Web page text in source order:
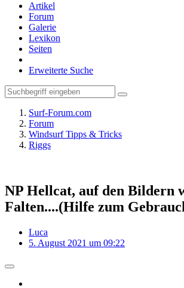
Artikel
Forum
Galerie
Lexikon
Seiten
Erweiterte Suche
Surf-Forum.com
Forum
Windsurf Tipps & Tricks
Riggs
NP Hellcat, auf den Bildern
Falten....(Hilfe zum
Luca
5. August 2021 um 09:22